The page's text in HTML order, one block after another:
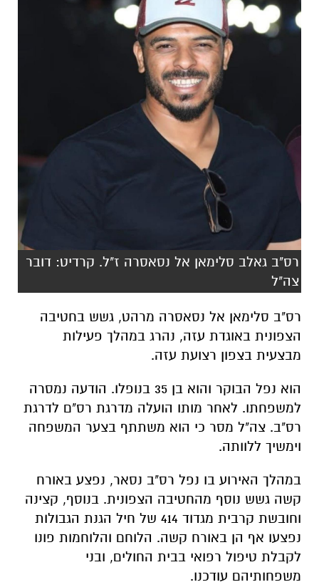
רס"ב גאלב סלימאן אל נסאסרה ז"ל. קרדיט: דובר
צה"ל
רס"ב סלימאן אל נסאסרה מרהט, גשש בחטיבה
הצפונית באוגדת עזה, נהרג במהלך פעילות
מבצעית בצפון רצועת עזה.
הוא נפל הבוקר והוא בן 35 בנופלו. הודעה נמסרה
למשפחתו. לאחר מותו הועלה מדרגת רס"ם לדרגת
רס"ב. צה"ל מסר כי הוא משתתף בצער המשפחה
וימשיך ללוותה.
במהלך האירוע בו נפל רס"ב נסאר, נפצע באורח
קשה גשש נוסף מהחטיבה הצפונית. בנוסף, קצינה
וחובשת קרבית מגדוד 414 של חיל הגנת הגבולות
נפצעו אף הן באורח קשה. הלוחם והלוחמות פונו
לקבלת טיפול רפואי בבית החולים, ובני
משפחותיהם עודכנו.